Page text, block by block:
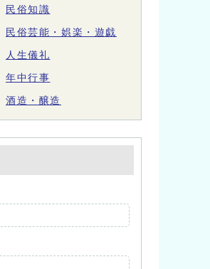
民俗知識
民俗芸能・娯楽・遊戯
人生儀礼
年中行事
酒造・醸造